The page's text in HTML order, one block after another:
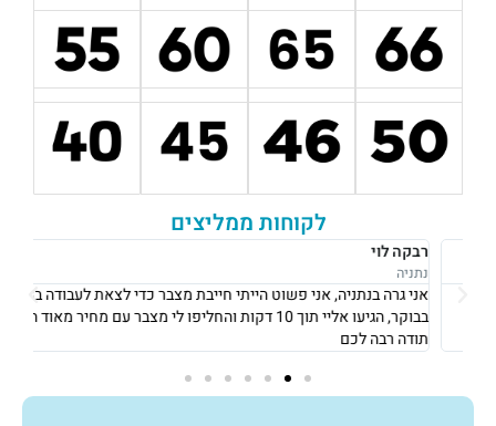
לקוחות ממליצים
רבקה לוי
אני גרה בנתניה, אני פשוט הייתי חייבת מצבר כדי לצאת לעבודה ב8
בבוקר, הגיעו אליי תוך 10 דקות והחליפו לי מצבר עם מחיר מאוד הוגן!
תודה רבה לכם